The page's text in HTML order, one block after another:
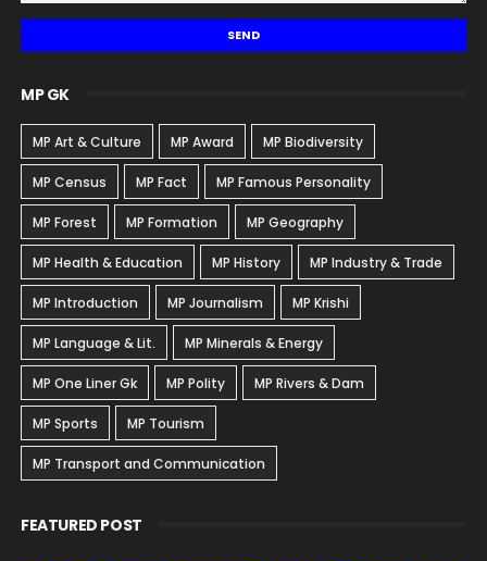
MP GK
MP Art & Culture MP Award MP Biodiversity
MP Census MP Fact MP Famous Personality
MP Forest MP Formation MP Geography
MP Health & Education MP History MP Industry & Trade
MP Introduction MP Journalism MP Krishi
MP Language & Lit. MP Minerals & Energy
MP One Liner Gk MP Polity MP Rivers & Dam
MP Sports MP Tourism
MP Transport and Communication
FEATURED POST